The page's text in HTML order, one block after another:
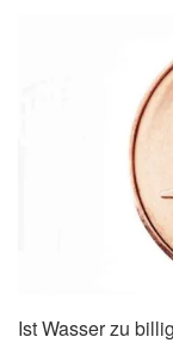
Ist Wasser zu